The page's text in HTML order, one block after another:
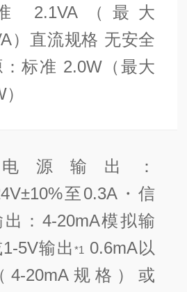
2.1VA（最大
） 直流规格 无安全
标准 2.0W（最大
电源输出：
至0.3A ・信
：4-20mA模拟输
5V输出 *1
0.6mA以
4-20mA规格）或